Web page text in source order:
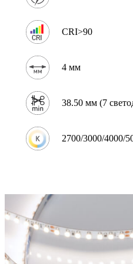
CRI>90
4 мм
38.50 мм (7
2700/3000/4000/